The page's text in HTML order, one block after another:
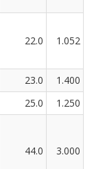
22.0 1.052
23.0
1.400
25.0
1.250
44.0 3.000